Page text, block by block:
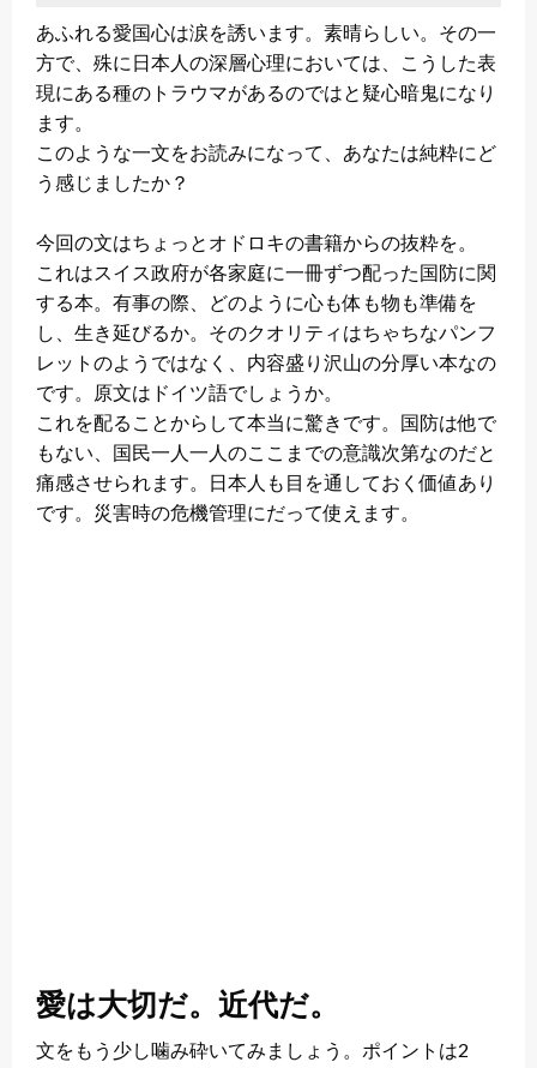
あふれる愛国心は涙を誘います。素晴らしい。その一
方で、殊に日本人の深層心理においては、こうした表
現にある種のトラウマがあるのではと疑心暗鬼になり
ます。
このような一文をお読みになって、あなたは純粋にど
う感じましたか？
今回の文はちょっとオドロキの書籍からの抜粋を。
これはスイス政府が各家庭に一冊ずつ配った国防に関
する本。有事の際、どのように心も体も物も準備を
し、生き延びるか。そのクオリティはちゃちなパンフ
レットのようではなく、内容盛り沢山の分厚い本なの
です。原文はドイツ語でしょうか。
これを配ることからして本当に驚きです。国防は他で
もない、国民一人一人のここまでの意識次第なのだと
痛感させられます。日本人も目を通しておく価値あり
です。災害時の危機管理にだって使えます。
愛は大切だ。近代だ。
文をもう少し噛み砕いてみましょう。ポイントは2